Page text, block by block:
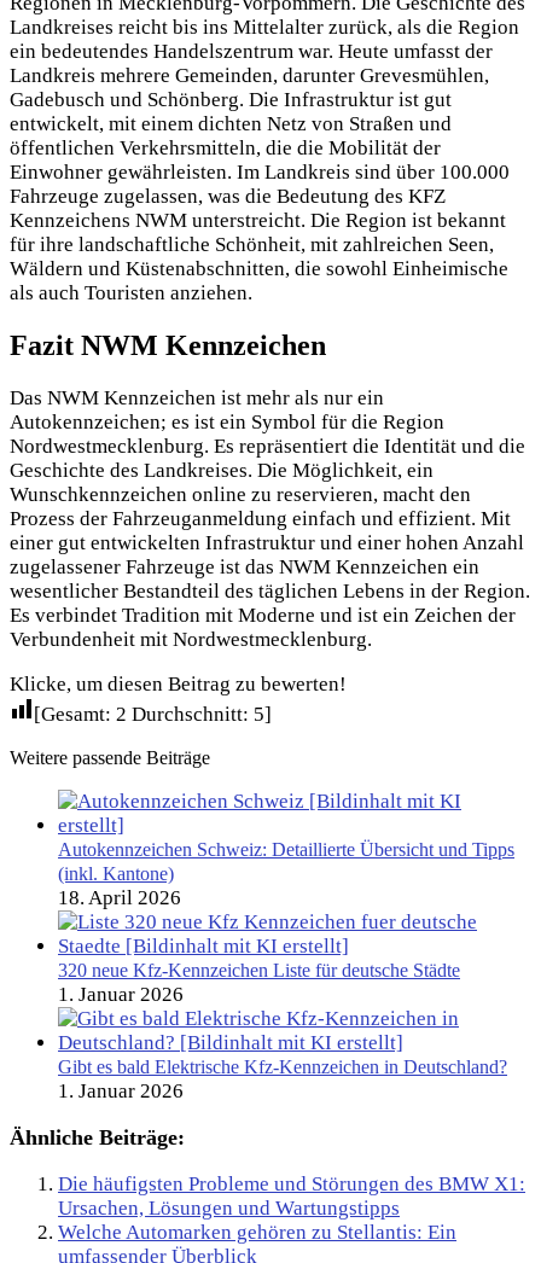
Landkreises reicht bis ins Mittelalter zurück, als die Region
ein bedeutendes Handelszentrum war. Heute umfasst der
Landkreis mehrere Gemeinden, darunter Grevesmühlen,
Gadebusch und Schönberg. Die Infrastruktur ist gut
entwickelt, mit einem dichten Netz von Straßen und
öffentlichen Verkehrsmitteln, die die Mobilität der
Einwohner gewährleisten. Im Landkreis sind über 100.000
Fahrzeuge zugelassen, was die Bedeutung des KFZ
Kennzeichens NWM unterstreicht. Die Region ist bekannt
für ihre landschaftliche Schönheit, mit zahlreichen Seen,
Wäldern und Küstenabschnitten, die sowohl Einheimische
als auch Touristen anziehen.
Fazit NWM Kennzeichen
Das NWM Kennzeichen ist mehr als nur ein
Autokennzeichen; es ist ein Symbol für die Region
Nordwestmecklenburg. Es repräsentiert die Identität und die
Geschichte des Landkreises. Die Möglichkeit, ein
Wunschkennzeichen online zu reservieren, macht den
Prozess der Fahrzeuganmeldung einfach und effizient. Mit
einer gut entwickelten Infrastruktur und einer hohen Anzahl
zugelassener Fahrzeuge ist das NWM Kennzeichen ein
wesentlicher Bestandteil des täglichen Lebens in der Region.
Es verbindet Tradition mit Moderne und ist ein Zeichen der
Verbundenheit mit Nordwestmecklenburg.
Klicke, um diesen Beitrag zu bewerten!
[Gesamt: 2 Durchschnitt: 5]
Weitere passende Beiträge
Autokennzeichen Schweiz: Detaillierte Übersicht und Tipps
(inkl. Kantone)
18. April 2026
320 neue Kfz-Kennzeichen Liste für deutsche Städte
1. Januar 2026
Gibt es bald Elektrische Kfz-Kennzeichen in Deutschland?
1. Januar 2026
Ähnliche Beiträge:
Die häufigsten Probleme und Störungen des BMW X1:
Ursachen, Lösungen und Wartungstipps
Welche Automarken gehören zu Stellantis: Ein
umfassender Überblick